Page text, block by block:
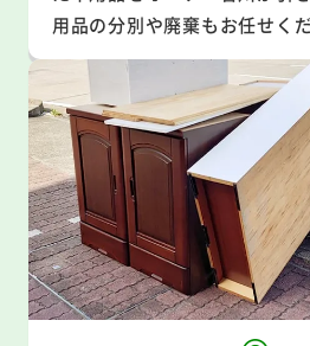
用品の分別や廃棄もお任せくだ